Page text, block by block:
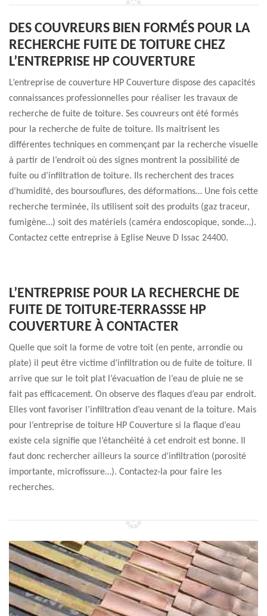
DES COUVREURS BIEN FORMÉS POUR LA
RECHERCHE FUITE DE TOITURE CHEZ
L’ENTREPRISE HP COUVERTURE
L’entreprise de couverture HP Couverture dispose des capacités
connaissances professionnelles pour réaliser les travaux de
recherche de fuite de toiture. Ses couvreurs ont été formés
pour la recherche de fuite de toiture. Ils maitrisent les
différentes techniques en commençant par la recherche visuelle
à partir de l’endroit où des signes montrent la possibilité de
fuite ou d’infiltration de toiture. Ils recherchent des traces
d’humidité, des boursouflures, des déformations… Une fois cette
recherche terminée, ils utilisent soit des produits (gaz traceur,
fumigène…) soit des matériels (caméra endoscopique, sonde…).
Contactez cette entreprise à Eglise Neuve D Issac 24400.
L’ENTREPRISE POUR LA RECHERCHE DE
FUITE DE TOITURE-TERRASSSE HP
COUVERTURE À CONTACTER
Quelle que soit la forme de votre toit (en pente, arrondie ou
plate) il peut être victime d’infiltration ou de fuite de toiture. Il
arrive que sur le toit plat l’évacuation de l’eau de pluie ne se
fait pas efficacement. On observe des flaques d’eau par endroit.
Elles vont favoriser l’infiltration d’eau venant de la toiture. Mais
pour l’entreprise de toiture HP Couverture si la flaque d’eau
existe cela signifie que l’étanchéité à cet endroit est bonne. Il
faut donc rechercher ailleurs la source d’infiltration (porosité
importante, microfissure…). Contactez-la pour faire les
recherches.